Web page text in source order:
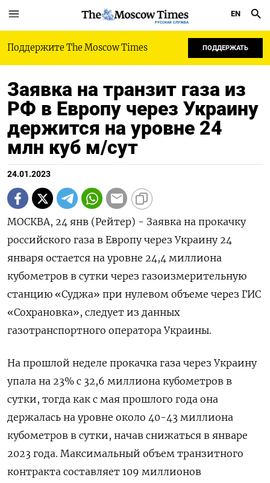
РУССКАЯ СЛУЖБА
EN
Поддержите The Moscow Times ПОДДЕРЖАТЬ
Заявка на транзит газа из
РФ в Европу через Украину
держится на уровне 24
млн куб м/сут
24.01.2023
МОСКВА, 24 янв (Рейтер) - Заявка на прокачку
российского газа в Европу через Украину 24
января остается на уровне 24,4 миллиона
кубометров в сутки через газоизмерительную
станцию «Суджа» при нулевом объеме через ГИС
«Сохрановка», следует из данных
газотранспортного оператора Украины.
На прошлой неделе прокачка газа через Украину
упала на 23% с 32,6 миллиона кубометров в
сутки, тогда как с мая прошлого года она
держалась на уровне около 40-43 миллиона
кубометров в сутки, начав снижаться в январе
2023 года. Максимальный объем транзитного
контракта составляет 109 миллионов